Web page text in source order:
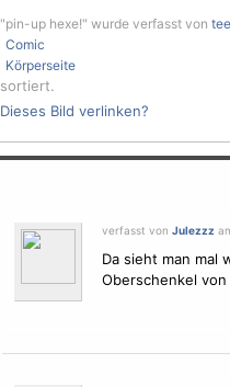
"pin-up hexe!" wurde verfasst von
Comic
Körperseite
sortiert.
Dieses Bild verlinken?
verfasst von Julezzz
Da sieht man mal
Oberschenkel